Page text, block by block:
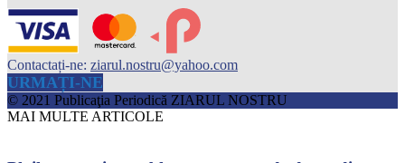
Contactați-ne: ziarul.nostru@yahoo.com
URMAȚI-NE
© 2021 Publicaţia Periodică ZIARUL NOSTRU
MAI MULTE ARTICOLE